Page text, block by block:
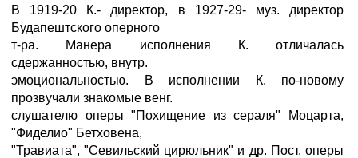
В 1919-20 К.- директор, в 1927-29- муз. директор
Будапештского оперного
т-ра. Манера исполнения К. отличалась
сдержанностью, внутр.
эмоциональностью. В исполнении К. по-новому
прозвучали знакомые венг.
слушателю оперы "Похищение из сераля" Моцарта,
"Фиделио" Бетховена,
"Травиата", "Севильский цирюльник" и др. Пост. оперы